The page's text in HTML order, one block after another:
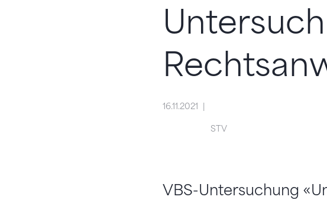
16.11.2021
STV
VBS-Untersuchung